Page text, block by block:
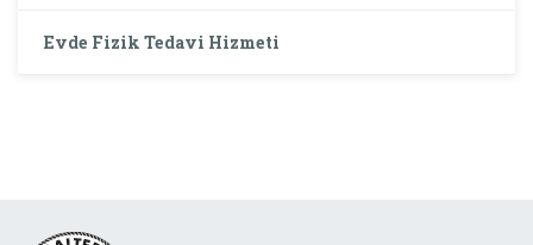
Evde Fizik Tedavi Hizmeti